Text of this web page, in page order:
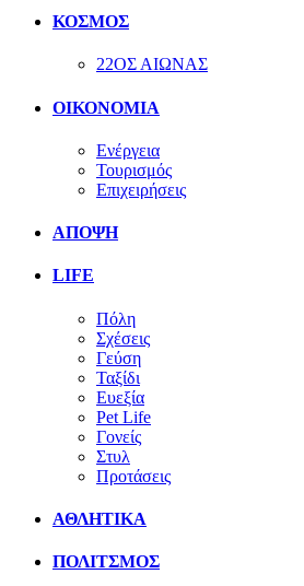
ΚΟΣΜΟΣ
22ΟΣ ΑΙΩΝΑΣ
ΟΙΚΟΝΟΜΙΑ
Ενέργεια
Τουρισμός
Επιχειρήσεις
ΑΠΟΨΗ
LIFE
Πόλη
Σχέσεις
Γεύση
Ταξίδι
Ευεξία
Pet Life
Γονείς
Στυλ
Προτάσεις
ΑΘΛΗΤΙΚΑ
ΠΟΛΙΤΣΜΟΣ